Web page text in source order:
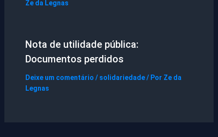
Ze da Legnas
Nota de utilidade pública:
Documentos perdidos
Deixe um comentário / solidariedade/ Por Ze da
Legnas